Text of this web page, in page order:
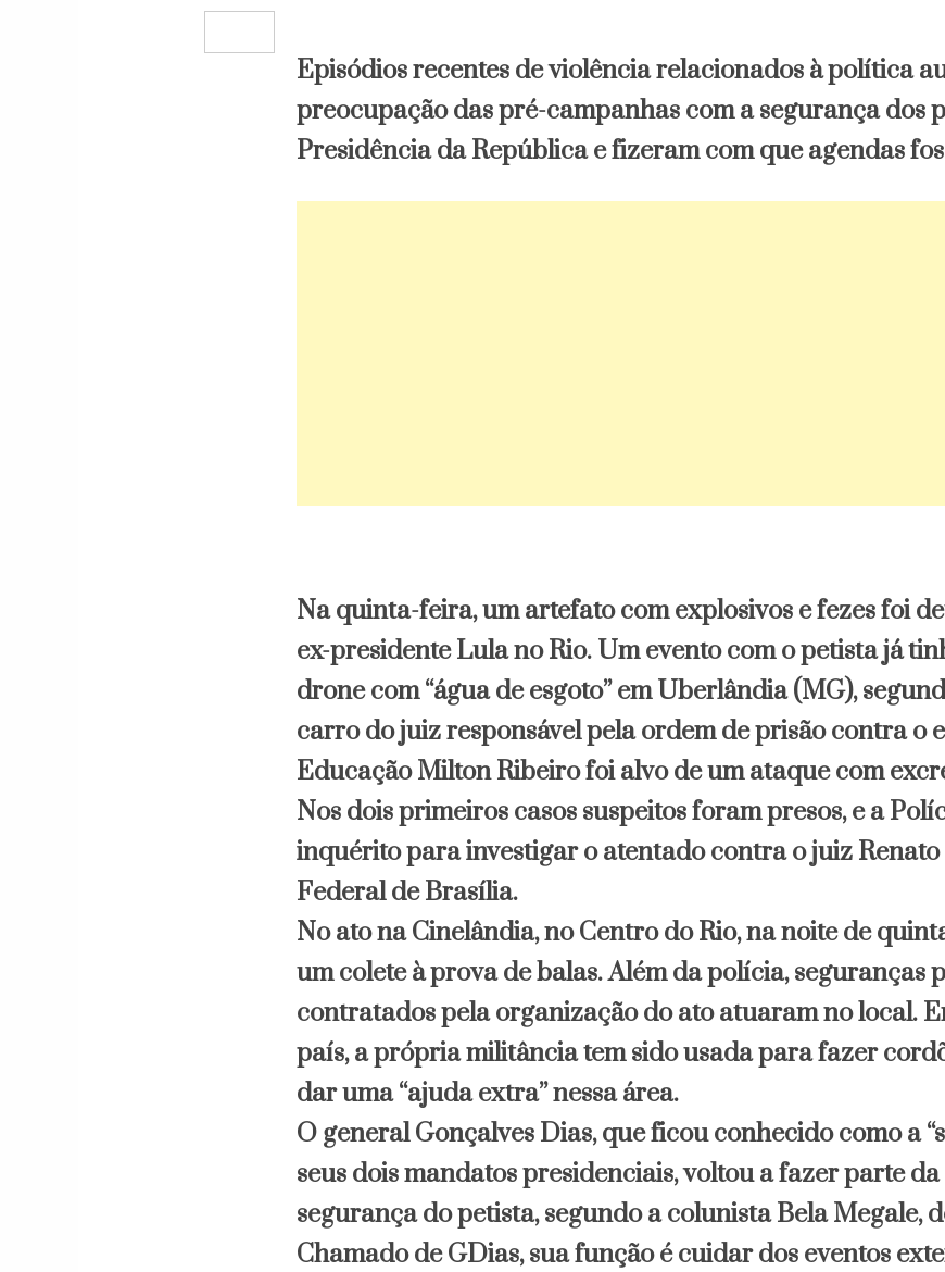
Episódios recentes de violência relacionados à política
preocupação das pré-campanhas com a segurança dos
Presidência da República e fizeram com que agendas
Na quinta-feira, um artefato com explosivos e fezes foi
ex-presidente Lula no Rio. Um evento com o petista já
drone com “água de esgoto” em Uberlândia (MG),
carro do juiz responsável pela ordem de prisão contra o
Educação Milton Ribeiro foi alvo de um ataque com
Nos dois primeiros casos suspeitos foram presos, e a
inquérito para investigar o atentado contra o juiz Renato
Federal de Brasília.
No ato na Cinelândia, no Centro do Rio, na noite de
um colete à prova de balas. Além da polícia, seguranças
contratados pela organização do ato atuaram no local.
país, a própria militância tem sido usada para fazer
dar uma “ajuda extra” nessa área.
O general Gonçalves Dias, que ficou conhecido como a
seus dois mandatos presidenciais, voltou a fazer parte
segurança do petista, segundo a colunista Bela Megale,
Chamado de GDias, sua função é cuidar dos eventos